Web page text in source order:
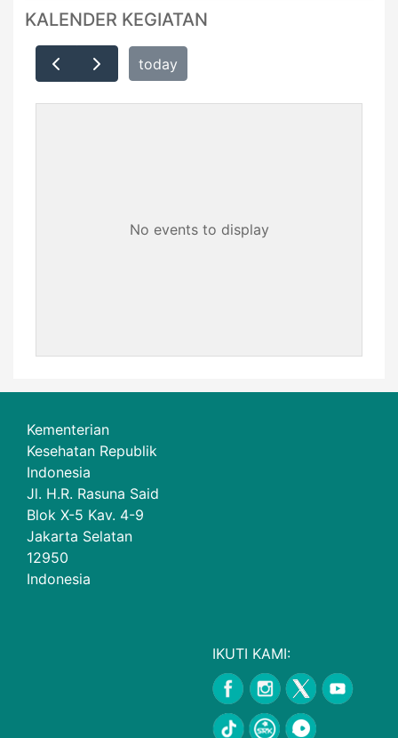
KALENDER KEGIATAN
today
No events to display
Kementerian
Kesehatan Republik
Indonesia
Jl. H.R. Rasuna Said
Blok X-5 Kav. 4-9
Jakarta Selatan
12950
Indonesia
IKUTI KAMI: